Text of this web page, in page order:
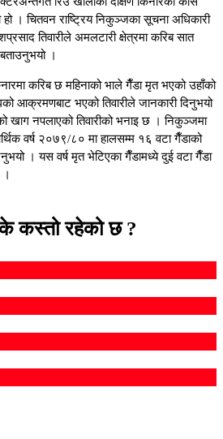
हो । चितवन राष्ट्रिय निकुञ्जका सूचना अधिकारी
तिवारीले अमलटारी क्षेत्रमा करिब सात
।
करिब छ महिनाको भाले गैँडा मृत भएको उहाँको
आक्रमणबाट भएको तिवारीले जानकारी दिनुभयो
खाग नपलाएको तिवारीको भनाइ छ । निकुञ्जमा
वर्ष २०७९/८० मा हालसम्म १६ वटा गैँडाको
। यस वर्ष मृत भेटिएका गैँडामध्ये दुई वटा गैँडा
।
कस्तो रहेको छ ?